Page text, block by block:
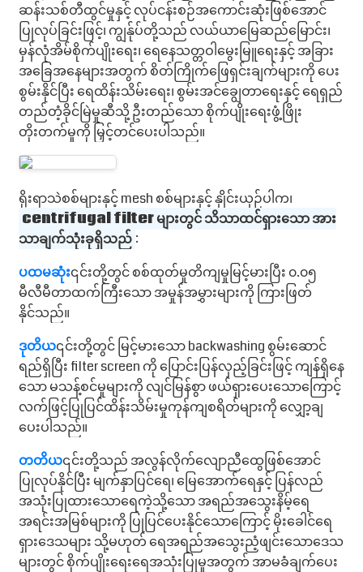
ဆန်းသစ်တီထွင်မှုနှင့် လုပ်ငန်းစဉ်အကောင်းဆုံးဖြစ်အောင်
ပြုလုပ်ခြင်းဖြင့်၊ ကျွန်ုပ်တို့သည် လယ်ယာမြေဆည်မြောင်း၊
မှန်လုံအိမ်စိုက်ပျိုးရေး၊ ရေနေသတ္တဝါမွေးမြူရေးနှင့် အခြား
အခြေအနေများအတွက် စိတ်ကြိုက်ဖြေရှင်းချက်များကို ပေး
စွမ်းနိုင်ပြီး ရေထိန်းသိမ်းရေး၊ စွမ်းအင်ချွေတာရေးနှင့် ရေရှည်
တည်တံ့ခိုင်မြဲမှုဆီသို့ ဦးတည်သော စိုက်ပျိုးရေးဖွံ့ဖြိုး
တိုးတက်မှုကို မြှင့်တင်ပေးပါသည်။
ရိုးရာသဲစစ်များနှင့် mesh စစ်များနှင့် နှိုင်းယှဉ်ပါက၊
centrifugal filter များတွင် သိသာထင်ရှားသော အား
သာချက်သုံးခုရှိသည် :
ပထမဆုံး၎င်းတို့တွင် စစ်ထုတ်မှုတိကျမှုမြင့်မားပြီး ၀.၀၅
မီလီမီတာထက်ကြီးသော အမှုန်အမွှားများကို ကြားဖြတ်
နိုင်သည်။
ဒုတိယ၎င်းတို့တွင် မြင့်မားသော backwashing စွမ်းဆောင်
ရည်ရှိပြီး filter screen ကို ပြောင်းပြန်လှည့်ခြင်းဖြင့် ကျန်ရှိနေ
သော မသန့်စင်မှုများကို လျင်မြန်စွာ ဖယ်ရှားပေးသောကြောင့်
လက်ဖြင့်ပြုပြင်ထိန်းသိမ်းမှုကုန်ကျစရိတ်များကို လျှော့ချ
ပေးပါသည်။
တတိယ၎င်းတို့သည် အလွန်လိုက်လျောညီထွေဖြစ်အောင်
ပြုလုပ်နိုင်ပြီး မျက်နှာပြင်ရေ၊ မြေအောက်ရေနှင့် ပြန်လည်
အသုံးပြုထားသောရေကဲ့သို့သော အရည်အသွေးနိမ့်ရေ
အရင်းအမြစ်များကို ပြုပြင်ပေးနိုင်သောကြောင့် မိုးခေါင်ရေ
ရှားဒေသများ သို့မဟုတ် ရေအရည်အသွေးညံ့ဖျင်းသောဒေသ
များတွင် စိုက်ပျိုးရေးရေအသုံးပြုမှုအတွက် အာမခံချက်ပေး